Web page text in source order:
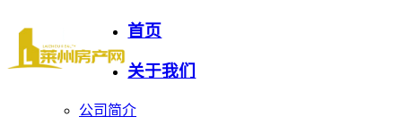
首页
关于我们
公司简介